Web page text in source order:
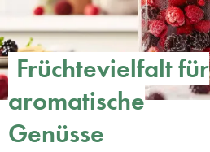
Früchtevielfalt für
aromatische
Genüsse